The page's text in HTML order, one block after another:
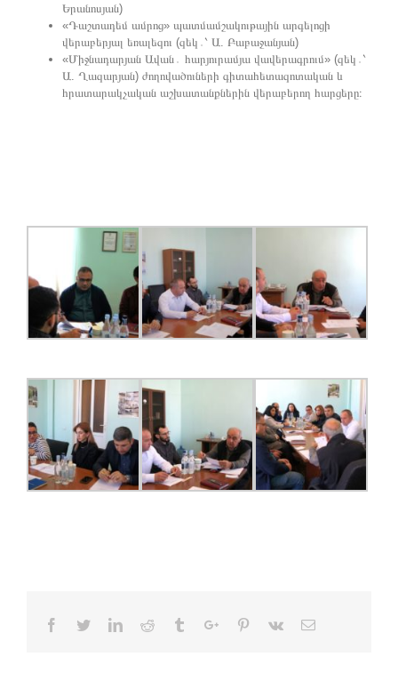
Երանոսյան)
«Դաշտադեմ ամրոց» պատմամշակութային արգելոցի
վերաբերյալ եռալեզու (զեկ․՝ Ա. Բաբաջանյան)
«Միջնադարյան Ավան․ հարյուրամյա վավերագրում» (զեկ․՝
Ա. Ղազարյան) ժողովածուների գիտահետազոտական և
հրատարակչական աշխատանքներին վերաբերող հարցերը։
Facebook
TwitterLinkedinReddit TumblrGoogle+Pinterest
Vk Email